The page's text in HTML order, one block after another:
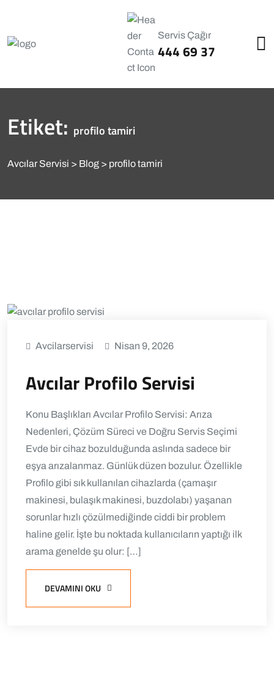
Servis Çağır
444 69 37
Etiket: profilo tamiri
Avcılar Servisi Blog profilo tamiri
Avcilarservisi Nisan 9, 2026
Avcılar Profilo Servisi
Konu Başlıkları Avcılar Profilo Servisi: Arıza
Nedenleri, Çözüm Süreci ve Doğru Servis Seçimi
Evde bir cihaz bozulduğunda aslında sadece bir
eşya arızalanmaz. Günlük düzen bozulur. Özellikle
Profilo gibi sık kullanılan cihazlarda (çamaşır
makinesi, bulaşık makinesi, buzdolabı) yaşanan
sorunlar hızlı çözülmediğinde ciddi bir problem
haline gelir. İşte bu noktada kullanıcıların yaptığı ilk
arama genelde şu olur: […]
DEVAMINI OKU